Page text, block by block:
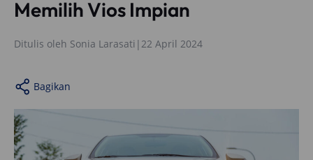
Memilih Vios Impian
Ditulis oleh Sonia Larasati | 22 April 2024
Bagikan